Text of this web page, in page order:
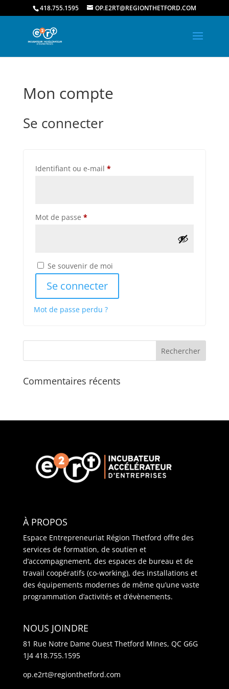
418.755.1595 OP.E2RT@REGIONTHETFORD.COM
Mon compte
Se connecter
Identifiant ou e-mail *Obligatoire
Mot de passe *Obligatoire
Se souvenir de moi
Se connecter
Mot de passe perdu ?
Commentaires récents
À PROPOS
Espace Entrepreneuriat Région Thetford offre des
services de formation, de soutien et
d’accompagnement, des espaces de bureau et de
travail coopératifs (co-working), des installations et
des équipements modernes de même qu’une vaste
programmation d’activités et d’évènements.
NOUS JOINDRE
81 Rue Notre Dame Ouest Thetford MInes, QC G6G
1J4 418.755.1595
op.e2rt@regionthetford.com